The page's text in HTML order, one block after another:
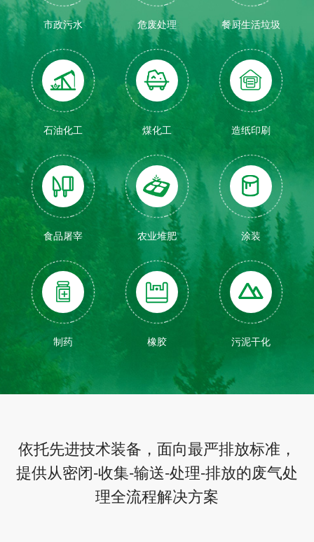
市政污水 危废处理 餐厨生活垃圾
石油化工 煤化工 造纸印刷
食品屠宰 农业堆肥 涂装
制药 橡胶 污泥干化
依托先进技术装备，面向最严排放标准，
提供从密闭-收集-输送-处理-排放的废气处
理全流程解决方案